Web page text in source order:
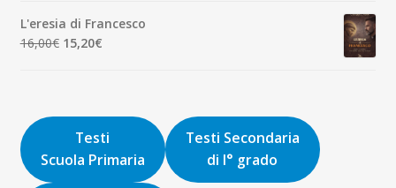
era:
9,00€.
è:
8,55€.
L'eresia di Francesco
16,00€ Il
16,00€.
15,20€Il
15,20€.
Testi
Scuola Primaria
Testi Secondaria
di I° grado